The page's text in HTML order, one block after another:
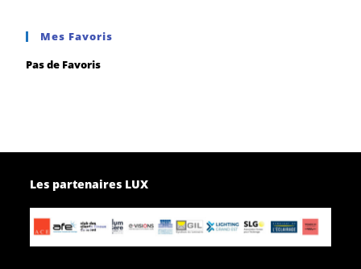
Mes Favoris
Pas de Favoris
Les partenaires LUX